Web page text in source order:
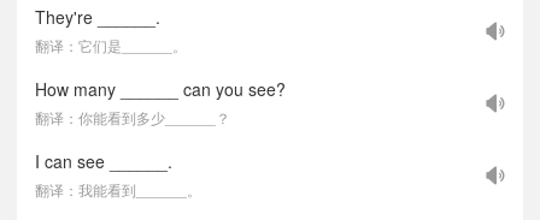
They're ______.
翻译：它们是______。
How many ______ can you see?
翻译：你能看到多少______？
I can see ______.
翻译：我能看到______。